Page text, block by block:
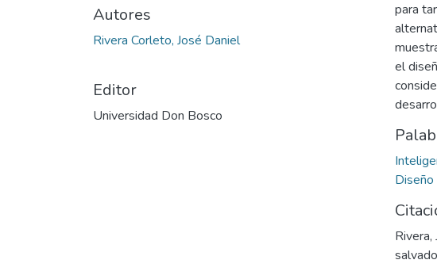
Autores
Rivera Corleto, José Daniel
Editor
Universidad Don Bosco
para
el
Diseño